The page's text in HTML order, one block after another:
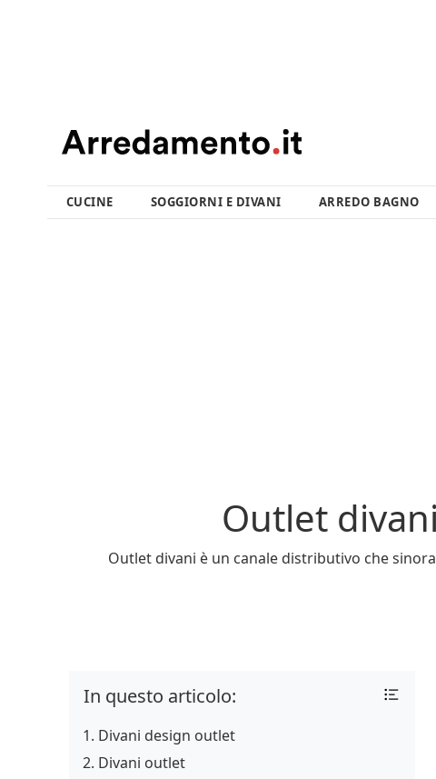
CUCINE SOGGIORNI E DIVANI ARREDO BAGNO
Outlet
Outlet divani è un canale distributivo che
In questo articolo:
Divani design outlet
Divani outlet